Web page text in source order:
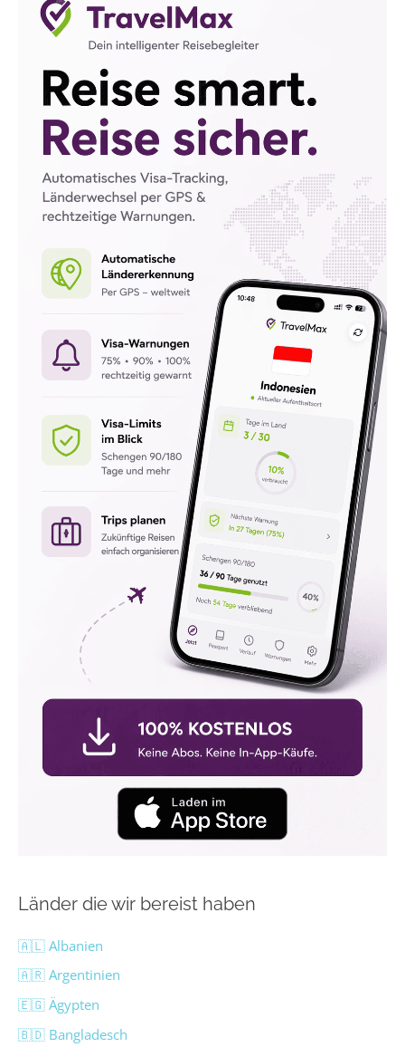
Länder die wir bereist haben
🇦🇱 Albanien
🇦🇷 Argentinien
🇪🇬 Ägypten
🇧🇩 Bangladesch